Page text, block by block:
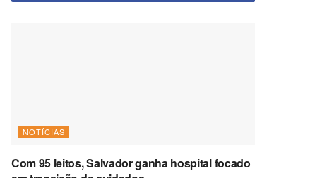
NOTÍCIAS
Com 95 leitos, Salvador ganha hospital focado